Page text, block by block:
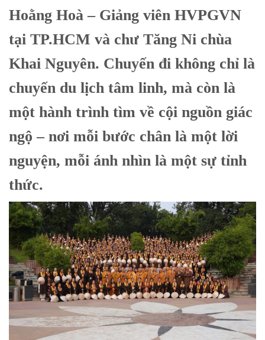
Hoằng Hoà – Giảng viên HVPGVN
tại TP.HCM và chư Tăng Ni chùa
Khai Nguyên. Chuyến đi không chỉ là
chuyến du lịch tâm linh, mà còn là
một hành trình tìm về cội nguồn giác
ngộ – nơi mỗi bước chân là một lời
nguyện, mỗi ánh nhìn là một sự tỉnh
thức.